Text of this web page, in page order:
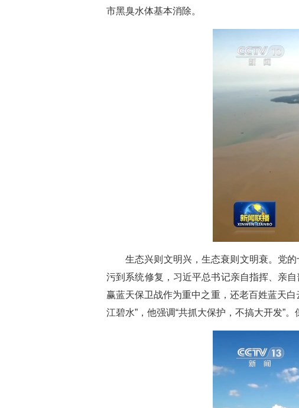
市黑臭水体基本消除。
生态兴则文明兴，生态衰则文明衰。党
污到系统修复，习近平总书记亲自指挥、亲
赢蓝天保卫战作为重中之重，还老百姓蓝天
江碧水”，他强调“共抓大保护，不搞大开发”